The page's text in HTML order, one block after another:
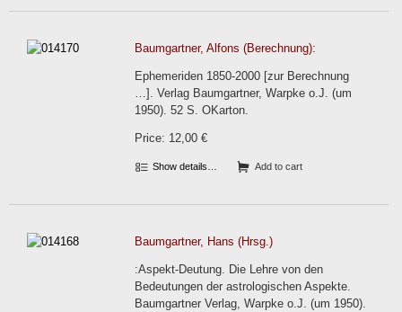
Baumgartner, Alfons (Berechnung):
Ephemeriden 1850-2000 [zur Berechnung
…]. Verlag Baumgartner, Warpke o.J. (um
1950). 52 S. OKarton.
Price: 12,00 €
Show details… Add to cart
Baumgartner, Hans (Hrsg.)
:Aspekt-Deutung. Die Lehre von den
Bedeutungen der astrologischen Aspekte.
Baumgartner Verlag, Warpke o.J. (um 1950).